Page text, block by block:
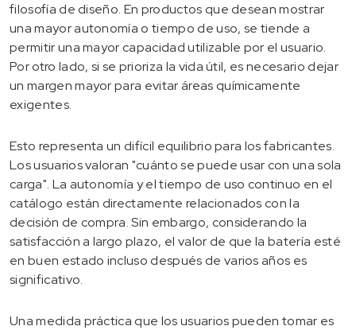
filosofía de diseño. En productos que desean mostrar
una mayor autonomía o tiempo de uso, se tiende a
permitir una mayor capacidad utilizable por el usuario.
Por otro lado, si se prioriza la vida útil, es necesario dejar
un margen mayor para evitar áreas químicamente
exigentes.
Esto representa un difícil equilibrio para los fabricantes.
Los usuarios valoran "cuánto se puede usar con una sola
carga". La autonomía y el tiempo de uso continuo en el
catálogo están directamente relacionados con la
decisión de compra. Sin embargo, considerando la
satisfacción a largo plazo, el valor de que la batería esté
en buen estado incluso después de varios años es
significativo.
Una medida práctica que los usuarios pueden tomar es